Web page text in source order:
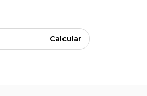
Calcular